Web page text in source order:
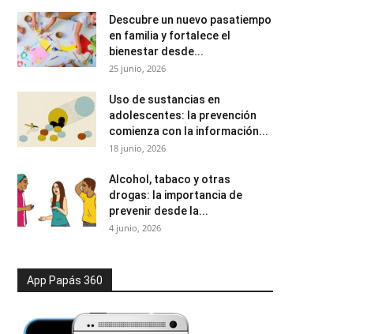
Descubre un nuevo pasatiempo
en familia y fortalece el
bienestar desde...
25 junio, 2026
Uso de sustancias en
adolescentes: la prevención
comienza con la información...
18 junio, 2026
Alcohol, tabaco y otras
drogas: la importancia de
prevenir desde la...
4 junio, 2026
App Papás 360